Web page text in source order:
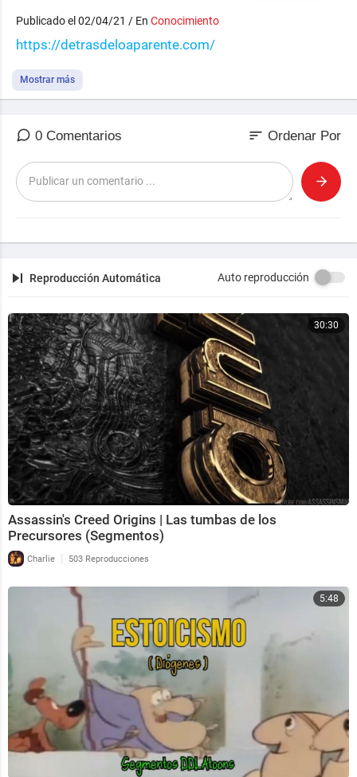
Publicado el 02/04/21 / En Conocimiento
https://detrasdeloaparente.com/
Mostrar más
0 Comentarios sort Ordenar Por
Reproducción Automática Auto reproducción
30:30
Assassin's Creed Origins | Las tumbas de los
Precursores (Segmentos)
Charlie | 503 Reproducciones
5:48